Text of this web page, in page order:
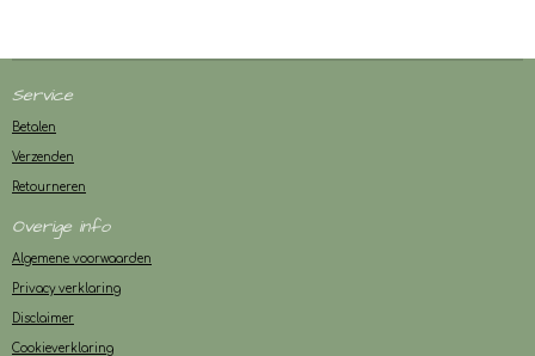
Service
Betalen
Verzenden
Retourneren
Overige info
Algemene voorwaarden
Privacy verklaring
Disclaimer
Cookieverklaring